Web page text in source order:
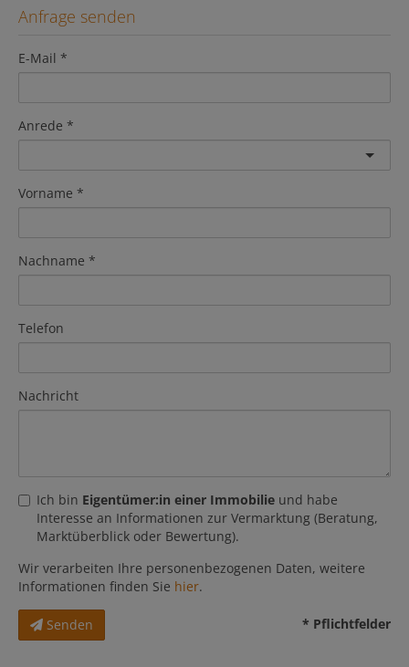
Anfrage senden
E-Mail
Anrede
Vorname
Nachname
Telefon
Nachricht
Ich bin Eigentümer:in einer Immobilie und habe
Interesse an Informationen zur Vermarktung (Beratung,
Marktüberblick oder Bewertung).
Wir verarbeiten Ihre personenbezogenen Daten, weitere
Informationen finden Sie hier.
Senden * Pflichtfelder